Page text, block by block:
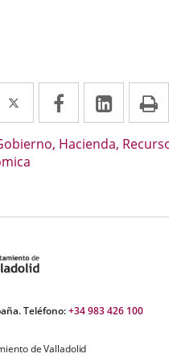
Twitter
Enlace
a
una
Facebook
Enlace
a
una
Enlace
a
una
Hacienda,
Teléfono:+34 983 426 100
de Valladolid